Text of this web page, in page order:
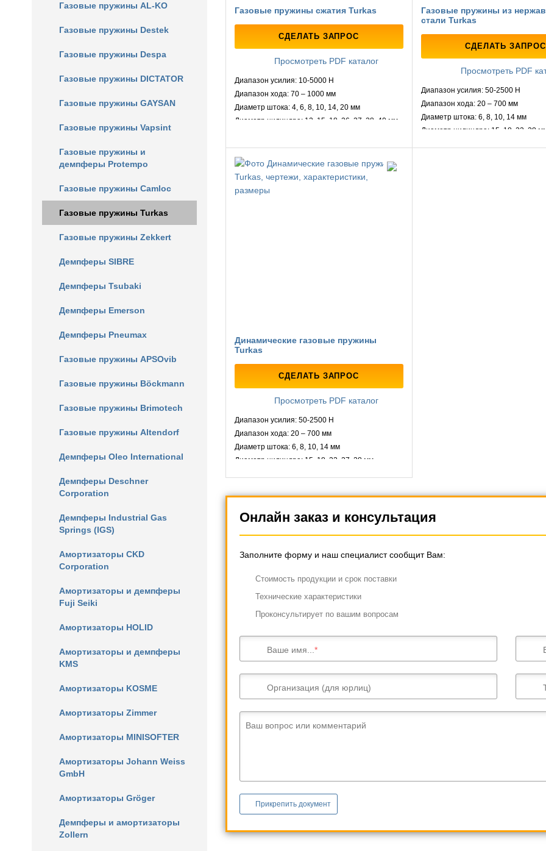
Газовые пружины AL-KO
Газовые пружины Destek
Газовые пружины Despa
Газовые пружины DICTATOR
Газовые пружины GAYSAN
Газовые пружины Vapsint
Газовые пружины и
демпферы Protempo
Газовые пружины Camloc
Газовые пружины Turkas
Газовые пружины Zekkert
Демпферы SIBRE
Демпферы Tsubaki
Демпферы Emerson
Демпферы Pneumax
Газовые пружины APSOvib
Газовые пружины Böckmann
Газовые пружины Brimotech
Газовые пружины Altendorf
Демпферы Oleo International
Демпферы Deschner
Corporation
Демпферы Industrial Gas
Springs (IGS)
Амортизаторы CKD
Corporation
Амортизаторы и демпферы
Fuji Seiki
Амортизаторы HOLID
Амортизаторы и демпферы
KMS
Амортизаторы KOSME
Амортизаторы Zimmer
Амортизаторы MINISOFTER
Амортизаторы Johann Weiss
GmbH
Амортизаторы Gröger
Демпферы и амортизаторы
Zollern
Газовые пружины сжатия Turkas
СДЕЛАТЬ ЗАПРОС
Просмотреть PDF каталог
Диапазон усилия: 10-5000 Н
Диапазон хода: 70 – 1000 мм
Диаметр штока: 4, 6, 8, 10, 14, 20 мм
Диаметр цилиндра: 12, 15, 18, 26, 27, 28, 40 мм
Газовые пружины из
стали Turkas
СДЕЛАТЬ ЗАПРОС
Просмотреть PDF
Диапазон усилия: 50-2500 Н
Диапазон хода: 20 – 700 мм
Диаметр штока: 6, 8, 10, 14 мм
Диаметр цилиндра: 15, 18, 22, 28
Динамические газовые пружины
Turkas
СДЕЛАТЬ ЗАПРОС
Просмотреть PDF каталог
Диапазон усилия: 50-2500 Н
Диапазон хода: 20 – 700 мм
Диаметр штока: 6, 8, 10, 14 мм
Диаметр цилиндра: 15, 18, 22, 27, 28 мм
Онлайн заказ и консультация
Заполните форму и наш специалист сообщит Вам:
Cтоимость продукции и срок поставки
Технические характеристики
Проконсультирует по вашим вопросам
Ваше имя...
Организация (для юрлиц)
Ваш вопрос или комментарий
Прикрепить документ